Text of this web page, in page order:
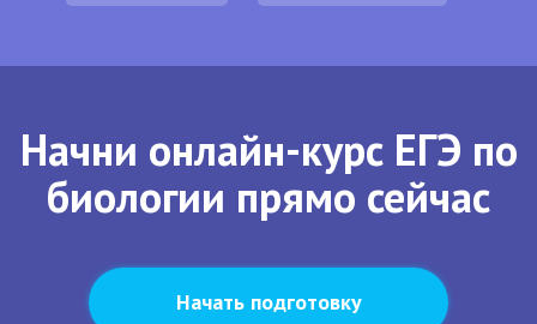
Начни онлайн-курс ЕГЭ по
биологии прямо сейчас
Начать подготовку